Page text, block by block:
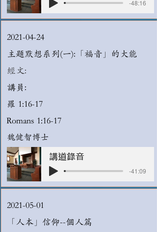
-48:16
2021-04-24
主題默想系列(一):「福音」的大能
經文:
講員:
羅 1:16-17
Romans 1:16-17
魏健智博士
講道錄音
-41:09
2021-05-01
「人本」信仰--個人篇